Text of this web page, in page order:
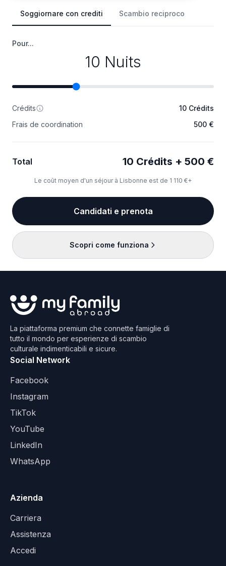
Soggiornare con crediti Scambio reciproco
Pour...
10 Nuits
Crédits
10 Crédits
Frais de coordination
500 €
Total 10 Crédits + 500 €
Le coût moyen d'un séjour à Lisbonne est de 1 110 €+
Candidati e prenota
Scopri come funziona
La piattaforma premium che connette famiglie di
tutto il mondo per esperienze di scambio
culturale indimenticabili e sicure.
Social Network
Facebook
Instagram
TikTok
YouTube
LinkedIn
WhatsApp
Azienda
Carriera
Assistenza
Accedi